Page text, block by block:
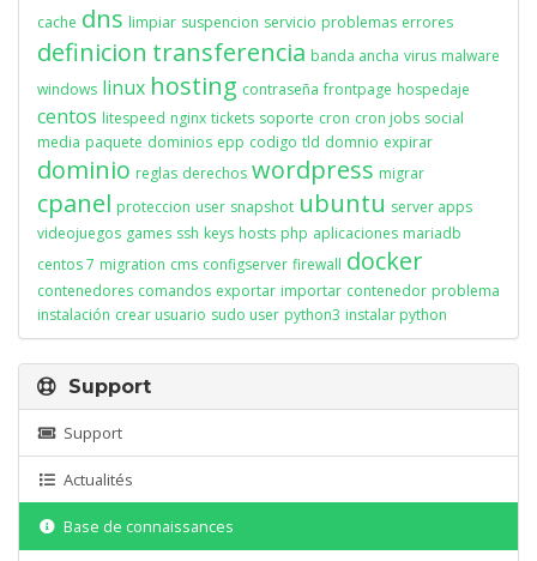
cache dns limpiar suspencion servicio problemas errores
definicion transferencia banda ancha virus malware
windows linux hosting contraseña frontpage hospedaje
centos litespeed nginx tickets soporte cron cron jobs social
media paquete dominios epp codigo tld domnio expirar
dominio reglas derechos wordpress migrar
cpanel proteccion user snapshot ubuntu server apps
videojuegos games ssh keys hosts php aplicaciones mariadb
centos 7 migration cms configserver firewall docker
contenedores comandos exportar importar contenedor problema
instalación crear usuario sudo user python3 instalar python
Support
Support
Actualités
Base de connaissances